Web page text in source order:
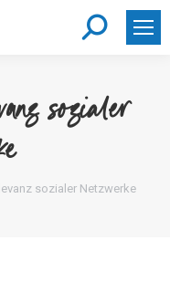
Search:
sozialer
sozialer Netzwerke